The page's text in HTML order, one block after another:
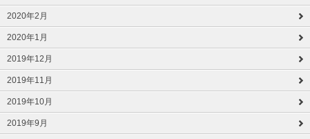
2020年2月
2020年1月
2019年12月
2019年11月
2019年10月
2019年9月